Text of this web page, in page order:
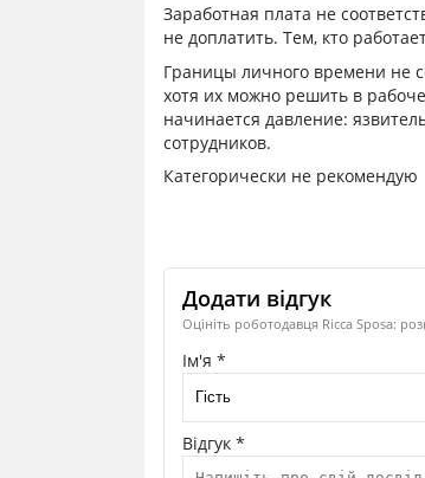
Заработная плата не
не доплатить. Тем, кто
Границы личного времени не
хотя их можно решить в
начинается давление:
сотрудников.
Категорически не рекомендую
Додати відгук
Оцініть роботодавця Ricca Sposa:
Ім'я *
Відгук *